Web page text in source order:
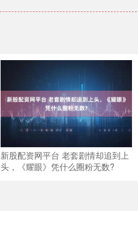
新股配资网平台 老套剧情却追到上
头，《耀眼》凭什么圈粉无数?